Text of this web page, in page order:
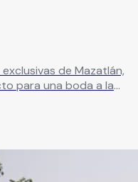
de Mazatlán,
para una boda a la
del
para celebrar junto